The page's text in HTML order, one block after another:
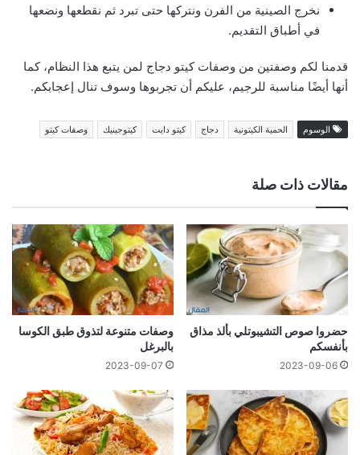
نخرج الصينية من الفرن ونتركها حتى تبرد ثم نقطعها ونضعها
في أطباق التقديم.
قدمنا لكم وصفتين من وصفات كيتو دجاج لمن يتبع هذا النظام، كما
أنها أيضًا مناسبة للرجيم، عليكم أن تجربوها وسوف تنال إعجابكم.
الوسوم الحمية الكيتونية دجاج كيتو دايت كيتوجينيك وصفات كيتو
مقالات ذات صلة
حضروا صوص التشیبوتلي بألذ مذاق
بأنفسكم
2023-09-06
وصفات متنوعة لتذوق طبق الكوسا
بالبرغل
2023-09-07